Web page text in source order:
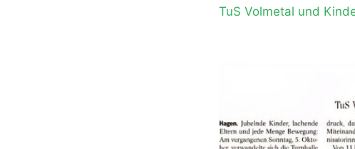
TuS Volmetal und